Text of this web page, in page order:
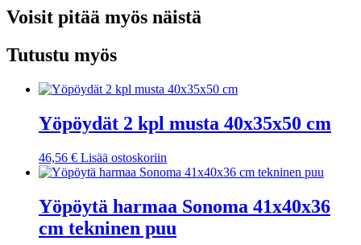
cm
puu
määrä
Voisit pitää myös näistä
Tutustu myös
Yöpöydät 2 kpl musta 40x35x50 cm
46,56 € Lisää ostoskoriin
Yöpöytä harmaa Sonoma 41x40x36
cm tekninen puu